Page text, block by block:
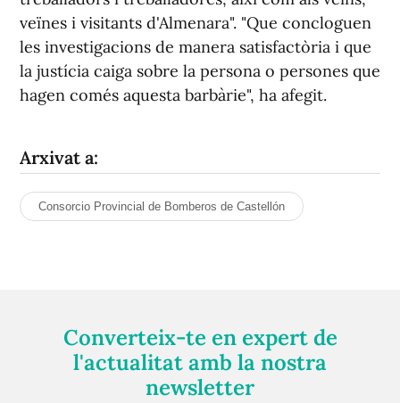
veïnes i visitants d'Almenara". "Que concloguen
les investigacions de manera satisfactòria i que
la justícia caiga sobre la persona o persones que
hagen comés aquesta barbàrie", ha afegit.
Arxivat a:
Consorcio Provincial de Bomberos de Castellón
Converteix-te en expert de
l'actualitat amb la nostra
newsletter